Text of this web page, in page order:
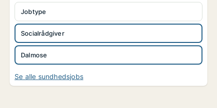
Socialrådgiver
Dalmose
Jobtype
Se alle sundhedsjobs